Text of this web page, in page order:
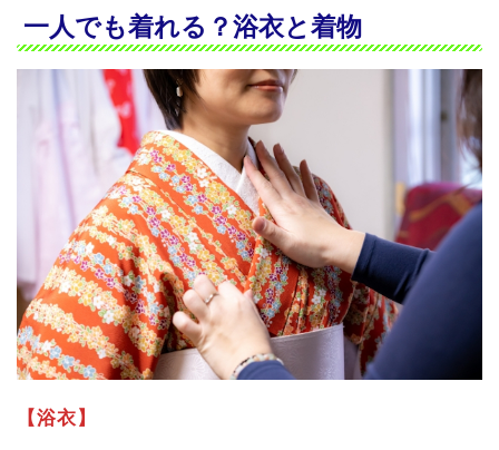
一人でも着れる？浴衣と着物
【浴衣】